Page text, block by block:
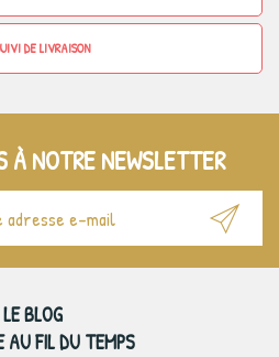
DE LIVRAISON
NOTRE NEWSLETTER
LE BLOG
AU FIL DU TEMPS